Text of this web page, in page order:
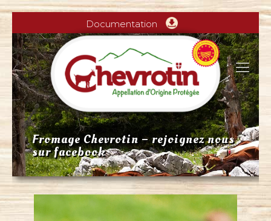
Documentation
Fromage Chevrotin – rejoignez nous
sur facebook